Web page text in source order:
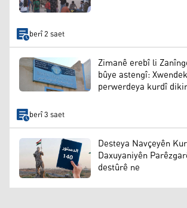
berî 2 saet
Zimanê erebî li
bûye astengî:
perwerdeya kurdî
berî 3 saet
Desteya Navçeyên
Daxuyaniyên
destûrê ne